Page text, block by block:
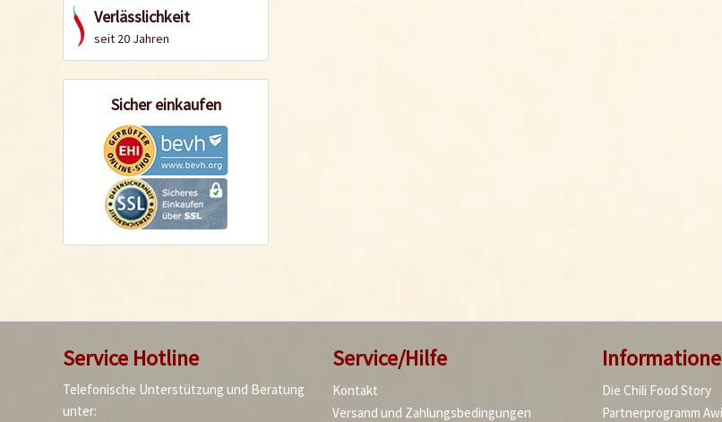
Verlässlichkeit
seit 20 Jahren
Sicher einkaufen
Service Hotline
Telefonische Unterstützung und Beratung
unter:
Service/Hilfe
Kontakt
Versand und Zahlungsbedingungen
Die Chili Food Story
Partnerprogramm